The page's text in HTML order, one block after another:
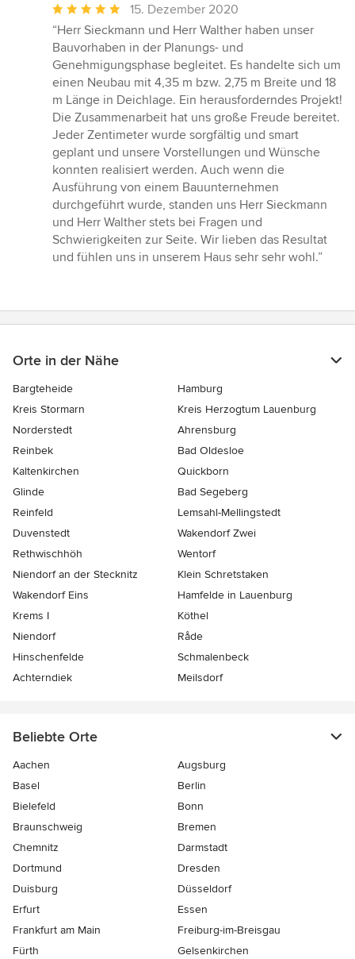
Durchschnittliche
Bewertung:
5
von
5
Sternen
15. Dezember 2020
“Herr Sieckmann und Herr Walther haben unser
Bauvorhaben in der Planungs- und
Genehmigungsphase begleitet. Es handelte sich um
einen Neubau mit 4,35 m bzw. 2,75 m Breite und 18
m Länge in Deichlage. Ein herausforderndes Projekt!
Die Zusammenarbeit hat uns große Freude bereitet.
Jeder Zentimeter wurde sorgfältig und smart
geplant und unsere Vorstellungen und Wünsche
konnten realisiert werden. Auch wenn die
Ausführung von einem Bauunternehmen
durchgeführt wurde, standen uns Herr Sieckmann
und Herr Walther stets bei Fragen und
Schwierigkeiten zur Seite. Wir lieben das Resultat
und fühlen uns in unserem Haus sehr sehr wohl.”
Orte in der Nähe
Bargteheide
Hamburg
Kreis Stormarn
Kreis Herzogtum Lauenburg
Norderstedt
Ahrensburg
Reinbek
Bad Oldesloe
Kaltenkirchen
Quickborn
Glinde
Bad Segeberg
Reinfeld
Lemsahl-Mellingstedt
Duvenstedt
Wakendorf Zwei
Rethwischhöh
Wentorf
Niendorf an der Stecknitz
Klein Schretstaken
Wakendorf Eins
Hamfelde in Lauenburg
Krems I
Köthel
Niendorf
Råde
Hinschenfelde
Schmalenbeck
Achterndiek
Meilsdorf
Beliebte Orte
Aachen
Augsburg
Basel
Berlin
Bielefeld
Bonn
Braunschweig
Bremen
Chemnitz
Darmstadt
Dortmund
Dresden
Duisburg
Düsseldorf
Erfurt
Essen
Frankfurt am Main
Freiburg-im-Breisgau
Fürth
Gelsenkirchen